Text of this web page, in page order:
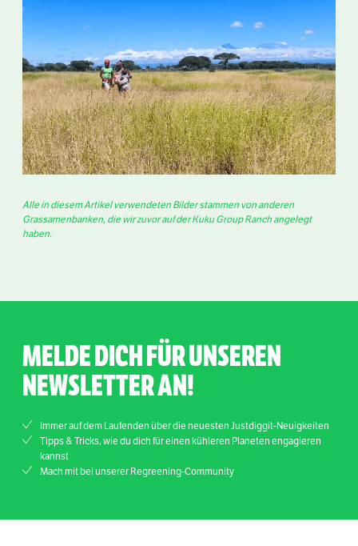
Alle in diesem Artikel verwendeten Bilder stammen von anderen
Grassamenbanken, die wir zuvor auf der Kuku Group Ranch angelegt
haben.
MELDE DICH FÜR UNSEREN
NEWSLETTER AN!
Immer auf dem Laufenden über die neuesten Justdiggit-Neuigkeiten
Tipps & Tricks, wie du dich für einen kühleren Planeten engagieren
kannst
Mach mit bei unserer Regreening-Community